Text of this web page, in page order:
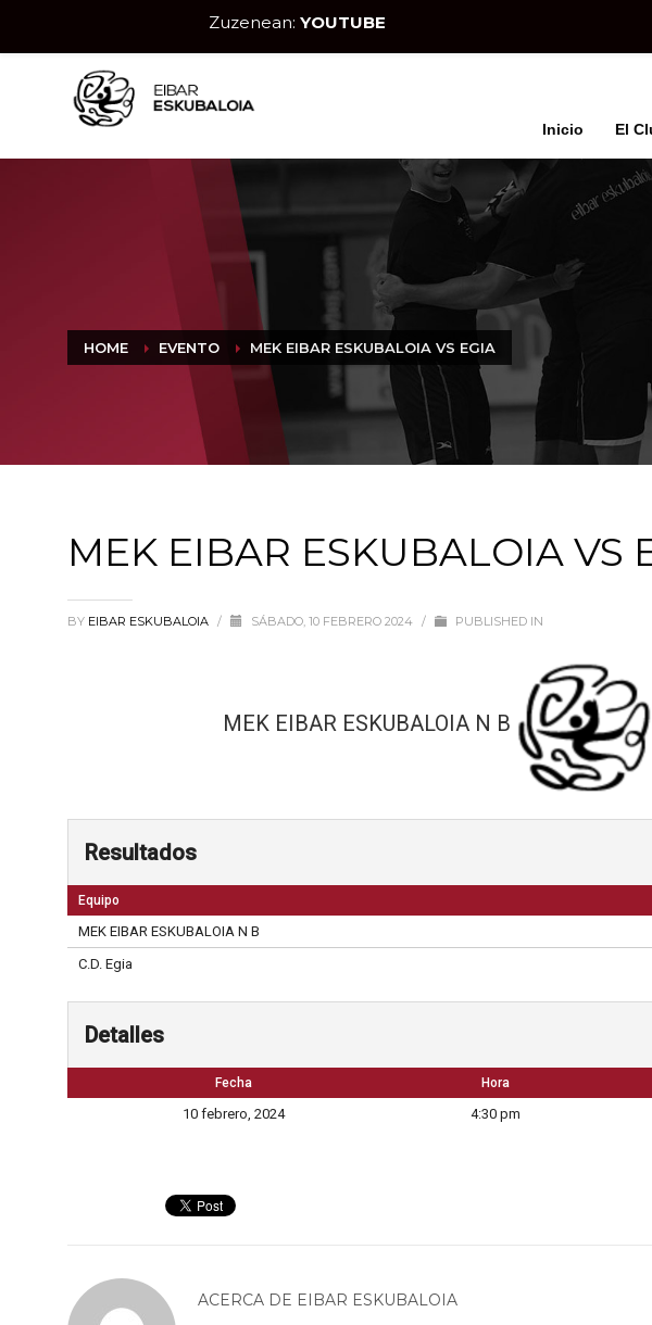
Inicio El
HOME EVENTO MEK EIBAR ESKUBALOIA VS EGIA
MEK EIBAR ESKUBALOIA VS
BY EIBAR ESKUBALOIA / SÁBADO, 10 FEBRERO 2024 / PUBLISHED IN
MEK EIBAR ESKUBALOIA N B
Resultados
Equipo
MEK EIBAR ESKUBALOIA N B
C.D. Egia
Detalles
Fecha Hora
10 febrero, 2024 4:30 pm
ACERCA DE EIBAR ESKUBALOIA
Zuzenean: YOUTUBE